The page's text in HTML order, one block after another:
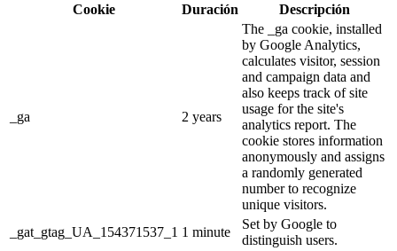
Cookie
Duración Descripción
_ga 2 years
The _ga cookie, installed
by Google Analytics,
calculates visitor, session
and campaign data and
also keeps track of site
usage for the site's
analytics report. The
cookie stores information
anonymously and assigns
a randomly generated
number to recognize
unique visitors.
_gat_gtag_UA_154371537_1 1 minute
Set by Google to
distinguish users.